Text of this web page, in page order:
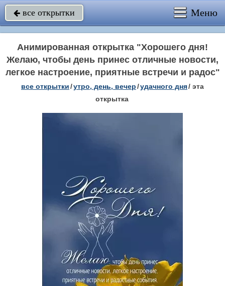
 все открытки Меню
Анимированная открытка "Хорошего дня!
Желаю, чтобы день принес отличные новости,
легкое настроение, приятные встречи и радос"
все открытки/утро, день, вечер/удачного дня/ эта
открытка